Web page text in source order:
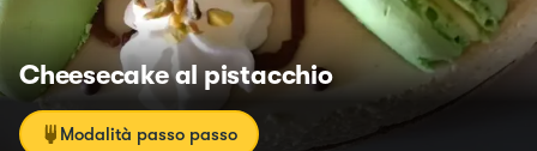
Cheesecake al pistacchio
Modalità passo passo